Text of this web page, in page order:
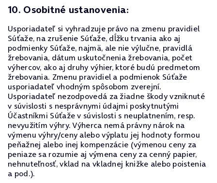
10. Osobitné ustanovenia:
Usporiadateľ si vyhradzuje právo na zmenu pravidiel
Súťaže, na zrušenie Súťaže, dĺžku trvania ako aj
podmienky Súťaže, najmä, ale nie výlučne, pravidlá
žrebovania, dátum uskutočnenia žrebovania, počet
výhercov, ako aj druhy výhier, ktoré budú predmetom
žrebovania. Zmenu pravidiel a podmienok Súťaže
usporiadateľ vhodným spôsobom zverejní.
Usporiadateľ nezodpovedá za žiadne škody vzniknuté
v súvislosti s nesprávnymi údajmi poskytnutými
Účastníkmi Súťaže v súvislosti s neuplatnením, resp.
nevyužitím výhry. Výherca nemá právny nárok na
výmenu výhry/ceny alebo výplatu jej hodnoty formou
peňažnej alebo inej kompenzácie (výmenou ceny za
peniaze sa rozumie aj výmena ceny za cenný papier,
nehnuteľnosť, vklad na vkladnej knižke alebo poistenia
a pod.).